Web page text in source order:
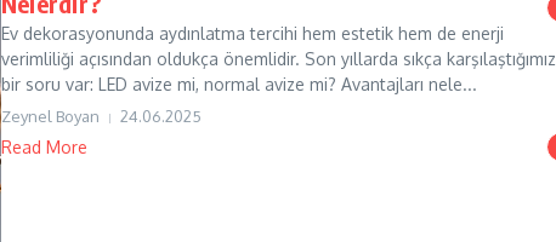
Ev dekorasyonunda aydınlatma tercihi hem estetik hem de enerji
verimliliği açısından oldukça önemlidir. Son yıllarda sıkça karşılaştığımız
bir soru var: LED avize mi, normal avize mi? Avantajları nele...
Zeynel Boyan 24.06.2025
Read More